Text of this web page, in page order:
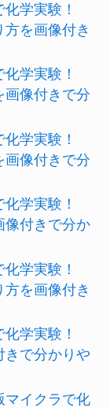
学実験！
方を画像付き
学実験！
画像付きで分
学実験！
画像付きで分
学実験！
像付きで分か
学実験！
方を画像付き
学実験！
きで分かりや
マイクラで化